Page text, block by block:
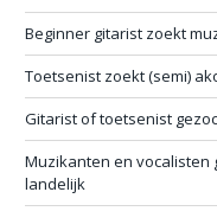
Beginner gitarist zoekt
Toetsenist zoekt (semi)
Gitarist of toetsenist
Muzikanten en
landelijk